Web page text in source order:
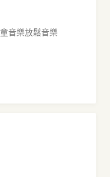
音樂放鬆音樂